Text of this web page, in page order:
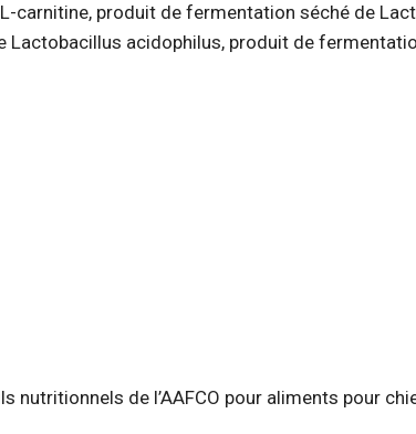
carnitine, produit de fermentation séché de
acidophilus, produit de
de l’AAFCO pour aliments pour